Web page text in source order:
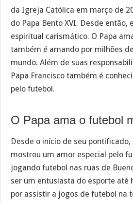
da Igreja Católica em março de
do Papa Bento XVI. Desde
espiritual carismático. O Papa
também é amando por milhões
mundo. Além de suas
Papa Francisco também é
pelo futebol.
O Papa ama o futebol
Desde o início de seu pontificado,
mostrou um amor especial pelo
jogando futebol nas ruas de
ser um entusiasta do esporte até
por assistir a jogos de futebol na